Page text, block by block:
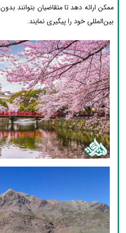
ممکن ارائه دهد تا متقاضیان بتوانند
بین‌المللی خود را پیگیری نمایند.